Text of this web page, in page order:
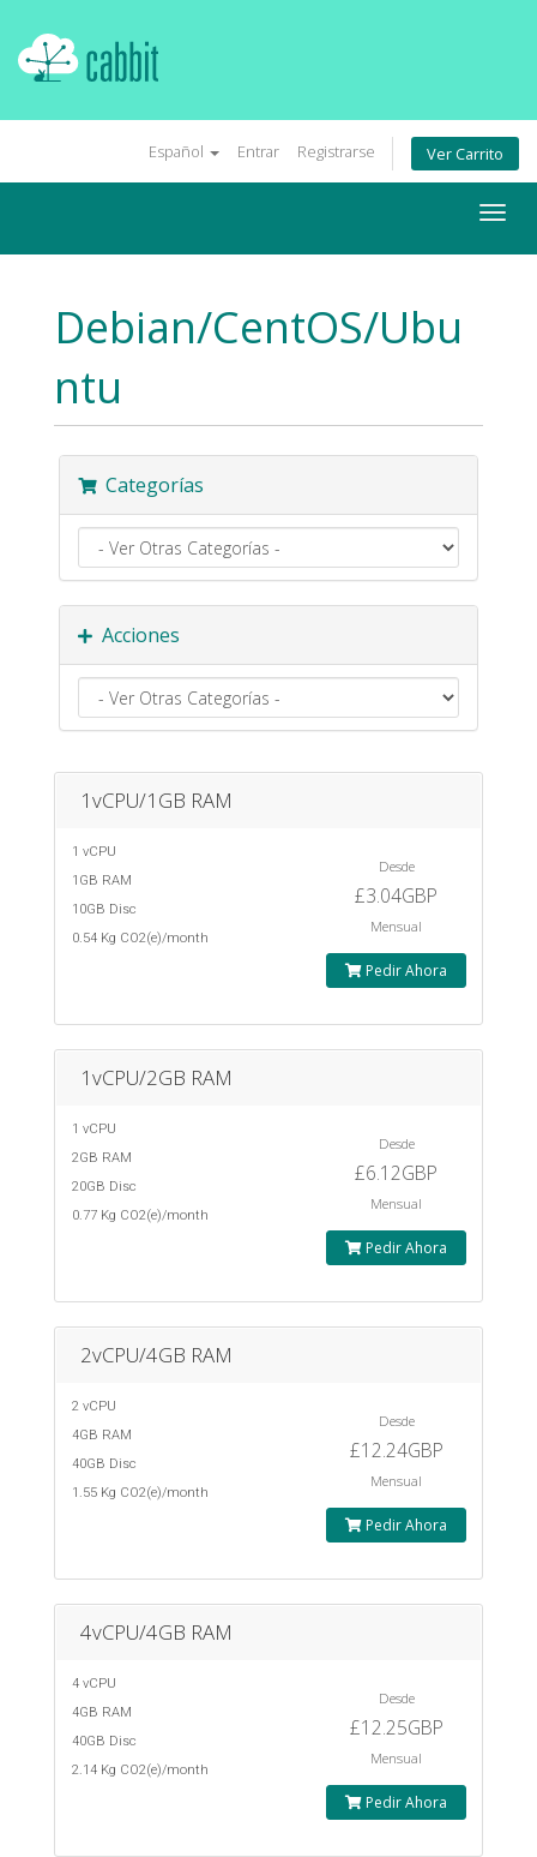
Español Entrar Registrarse Ver Carrito
Debian/CentOS/Ubu
ntu
Categorías
Acciones
1vCPU/1GB RAM
1 vCPU
1GB RAM
10GB Disc
0.54 Kg CO2(e)/month
Desde
£3.04GBP
Mensual
Pedir Ahora
1vCPU/2GB RAM
1 vCPU
2GB RAM
20GB Disc
0.77 Kg CO2(e)/month
Desde
£6.12GBP
Mensual
Pedir Ahora
2vCPU/4GB RAM
2 vCPU
4GB RAM
40GB Disc
1.55 Kg CO2(e)/month
Desde
£12.24GBP
Mensual
Pedir Ahora
4vCPU/4GB RAM
4 vCPU
4GB RAM
40GB Disc
2.14 Kg CO2(e)/month
Desde
£12.25GBP
Mensual
Pedir Ahora